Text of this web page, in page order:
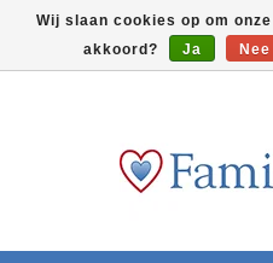
Wij slaan cookies op om
akkoord?
Ja Nee